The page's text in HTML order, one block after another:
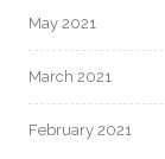
May 2021
March 2021
February 2021